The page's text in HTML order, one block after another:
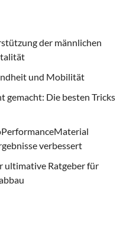
der männlichen
und Mobilität
gemacht: Die besten Tricks
verbessert
ultimative Ratgeber für